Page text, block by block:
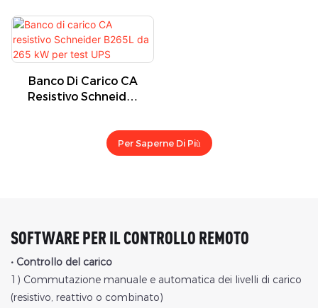
Center
Banco Di Carico CA
Resistivo Schneider
Per Test UPS
Per Saperne Di Più
SOFTWARE PER IL CONTROLLO REMOTO
• Controllo del carico
1) Commutazione manuale e automatica dei livelli di carico
(resistivo, reattivo o combinato)